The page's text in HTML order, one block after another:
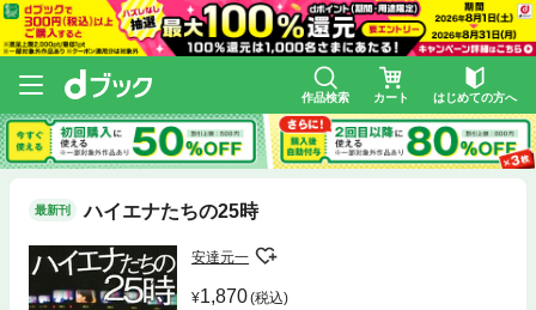
作品検索 カート はじめての方へ
最新刊 ハイエナたちの25時
安達元一
1,870(税込)